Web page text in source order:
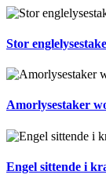
Stor englelysestake
Amorlysestaker
Engel sittende i